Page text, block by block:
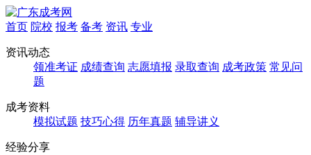
首页 院校 报考 备考 资讯 专业
资讯动态
领准考证 成绩查询 志愿填报 录取查询 成考政策 常见问
题
成考资料
模拟试题 技巧心得 历年真题 辅导讲义
经验分享